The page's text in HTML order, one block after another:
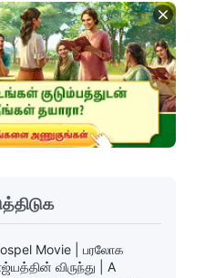
அனுதின வார்த்தைகள்:
சீர்கேட்டினை
| பகுதி 320
அனுதின வார்த்தைகள்:
சீர்கேட்டினை
அனுதின வார்த்தைகள்:
| பகுதி 322
Movie | பரலோக
விருந்து | A